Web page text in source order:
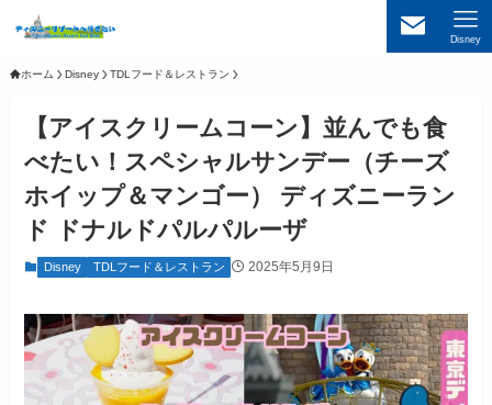
Disney
ホーム Disney TDLフード＆レストラン
【アイスクリームコーン】並んでも食
べたい！スペシャルサンデー（チーズ
ホイップ＆マンゴー） ディズニーラン
ド ドナルドパルパルーザ
Disney TDLフード＆レストラン 2025年5月9日